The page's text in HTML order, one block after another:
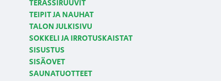
TERASSIRUUVIT
TEIPIT JA NAUHAT
TALON JULKISIVU
SOKKELI JA IRROTUSKAISTAT
SISUSTUS
SISÄOVET
SAUNATUOTTEET